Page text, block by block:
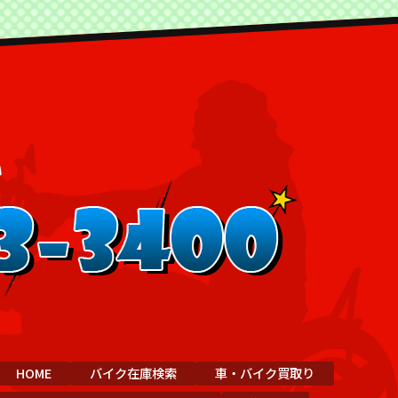
HOME バイク在庫検索
車・バイク買取り